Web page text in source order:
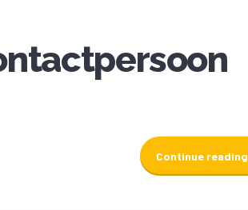
Continue reading